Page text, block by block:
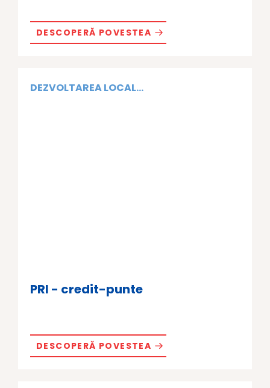
DESCOPERĂ POVESTEA
DEZVOLTAREA LOCAL...
PRI - credit-punte
DESCOPERĂ POVESTEA